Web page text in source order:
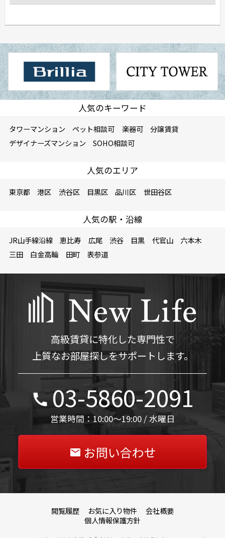
人気のキーワード
タワーマンション ペット相談可 楽器可
分譲賃貸
デザイナーズマンション
SOHO相談可
人気のエリア
東京都 港区 渋谷区 目黒区 品川区 世田谷区
人気の駅・沿線
JR山手線沿線 恵比寿 広尾 渋谷 目黒 代官山
六本木
三田
白金高輪 田町 表参道
高級賃貸に特化した専門性で
上質なお部屋探しをサポートします。
03-5860-2091
営業時間：10:00～19:00 / 水曜日
お問い合わせ
閲覧履歴 お気に入り物件
会社概要
個人情報保護方針